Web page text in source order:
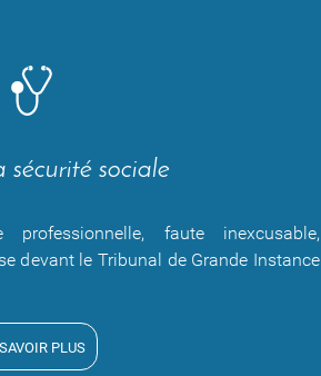
sécurité sociale
faute inexcusable,
devant le Tribunal de Grande Instance
PLUS